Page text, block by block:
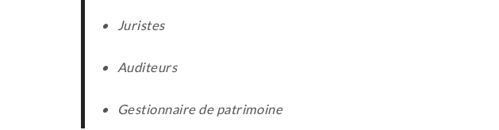
• Juristes
• Auditeurs
• Gestionnaire de patrimoine